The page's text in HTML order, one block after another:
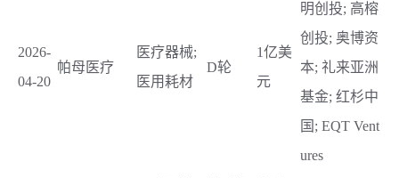
2026-
04-20
帕母医疗
医疗器械;
医用耗材
D轮
1亿美
元
明创投; 高榕
创投; 奥博资
本; 礼来亚洲
基金; 红杉中
国; EQT Vent
ures